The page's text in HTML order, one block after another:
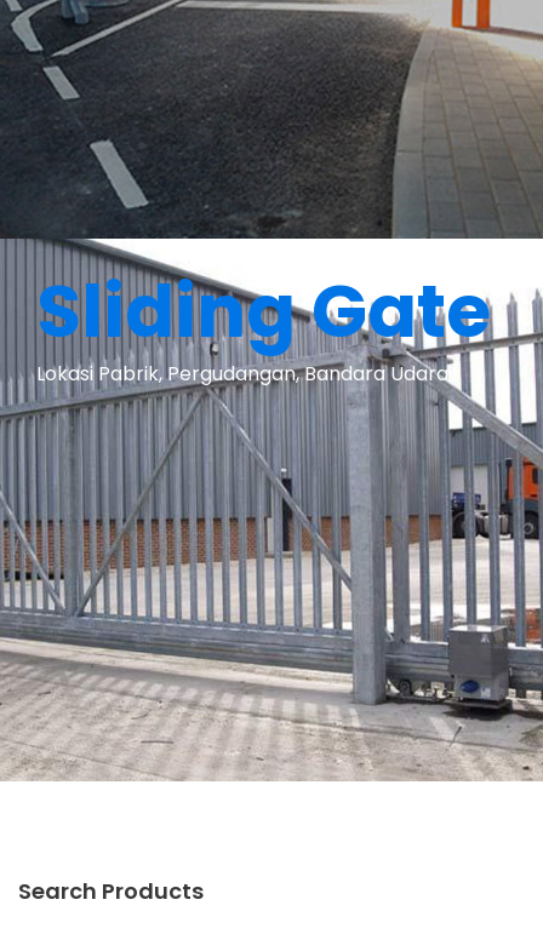
Sliding Gate
Lokasi Pabrik, Pergudangan, Bandara Udara
Search Products